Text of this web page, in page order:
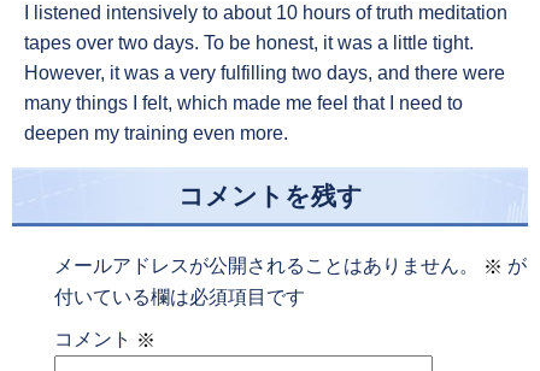
I listened intensively to about 10 hours of truth meditation
tapes over two days. To be honest, it was a little tight.
However, it was a very fulfilling two days, and there were
many things I felt, which made me feel that I need to
deepen my training even more.
コメントを残す
メールアドレスが公開されることはありません。 ※ が
付いている欄は必須項目です
コメント ※